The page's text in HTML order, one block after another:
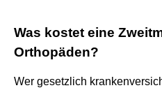
Was kostet eine
Orthopäden?
Wer gesetzlich